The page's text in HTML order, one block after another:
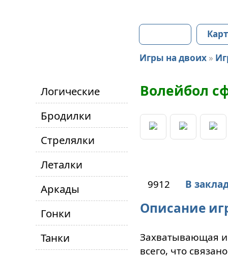
Игры на двоих »
Логические
Бродилки
Стрелялки
Леталки
Аркады
Гонки
Танки
Волейбол
9912 В
Описание
Захватывающая
всего, что